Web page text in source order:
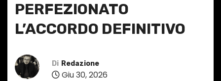
PERFEZIONATO
L’ACCORDO DEFINITIVO
Di Redazione
Giu 30, 2026